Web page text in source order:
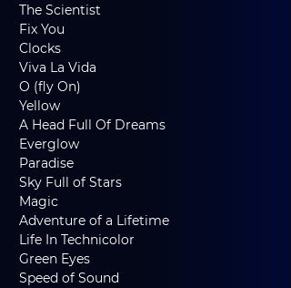
The Scientist
Fix You
Clocks
Viva La Vida
O (fly On)
Yellow
A Head Full Of Dreams
Everglow
Paradise
Sky Full of Stars
Magic
Adventure of a Lifetime
Life In Technicolor
Green Eyes
Speed of Sound